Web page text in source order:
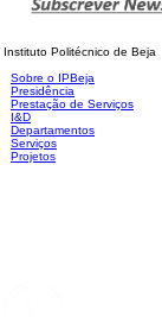
Instituto Politécnico de Beja
Sobre o IPBeja
Presidência
Prestação de Serviços
I&D
Departamentos
Serviços
Projetos